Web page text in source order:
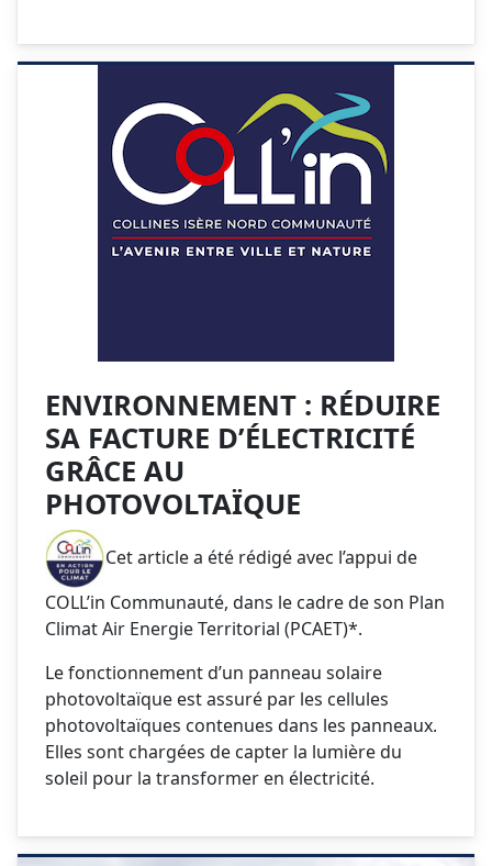
ENVIRONNEMENT : RÉDUIRE
SA FACTURE D’ÉLECTRICITÉ
GRÂCE AU
PHOTOVOLTAÏQUE
Cet article a été rédigé avec l’appui de
COLL’in Communauté, dans le cadre de son Plan
Climat Air Energie Territorial (PCAET)*.
Le fonctionnement d’un panneau solaire
photovoltaïque est assuré par les cellules
photovoltaïques contenues dans les panneaux.
Elles sont chargées de capter la lumière du
soleil pour la transformer en électricité.